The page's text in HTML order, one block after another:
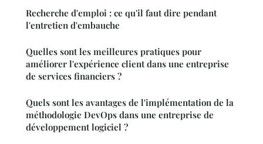
Recherche d'emploi : ce qu'il faut dire pendant
l'entretien d'embauche
Quelles sont les meilleures pratiques pour
améliorer l'expérience client dans une entreprise
de services financiers ?
Quels sont les avantages de l'implémentation de la
méthodologie DevOps dans une entreprise de
développement logiciel ?